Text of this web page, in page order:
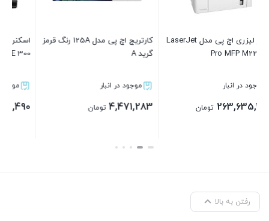
کارتریج اچ پی مدل 125A رنگ قرمز
انبار
تومان
اسکنر کانن مدل Canon Scan
LiDE 300
موجود در انبار
113,124,490 تومان
کارتریج Canon FX10
موجود در انبار
1,987,283
رفتن به بالا